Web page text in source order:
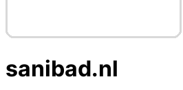
sanibad.nl